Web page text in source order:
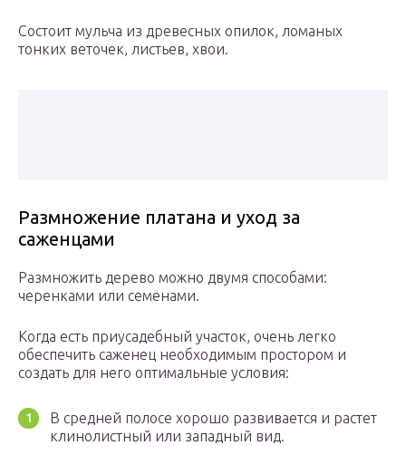
Состоит мульча из древесных опилок, ломаных
тонких веточек, листьев, хвои.
Размножение платана и уход за
саженцами
Размножить дерево можно двумя способами:
черенками или семенами.
Когда есть приусадебный участок, очень легко
обеспечить саженец необходимым простором и
создать для него оптимальные условия:
В средней полосе хорошо развивается и растет
клинолистный или западный вид.